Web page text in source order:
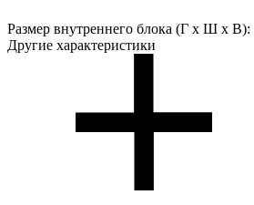
Размер внутреннего блока (Г х Ш х В):
Другие характеристики